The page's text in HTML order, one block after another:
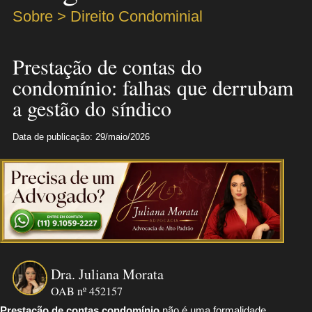
Sobre > Direito Condominial
Prestação de contas do
condomínio: falhas que derrubam
a gestão do síndico
Data de publicação: 29/maio/2026
Dra. Juliana Morata
OAB nº 452157